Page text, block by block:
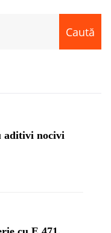
Caută
aditivi nocivi